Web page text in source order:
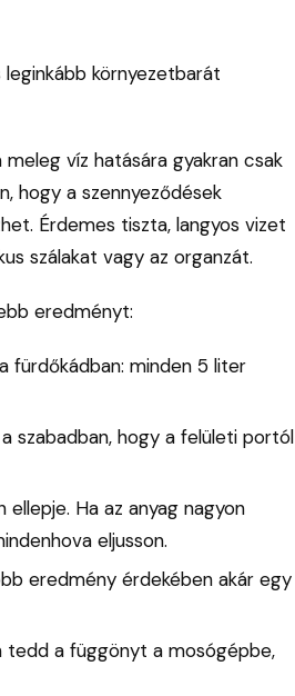
környezetbarát
víz hatására gyakran csak
hogy a szennyeződések
Érdemes tiszta, langyos vizet
szálakat vagy az organzát.
eredményt:
fürdőkádban: minden 5 liter
szabadban, hogy a felületi portól
Ha az anyag nagyon
eljusson.
eredmény érdekében akár egy
tedd a függönyt a mosógépbe,